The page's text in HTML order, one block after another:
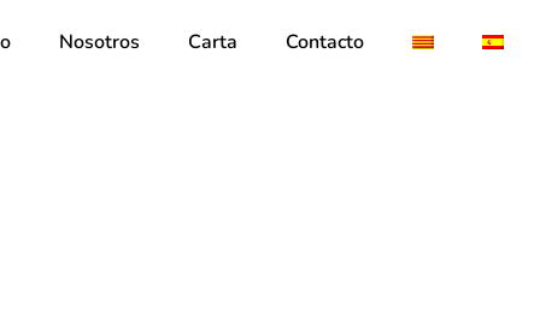
Nosotros Carta Contacto